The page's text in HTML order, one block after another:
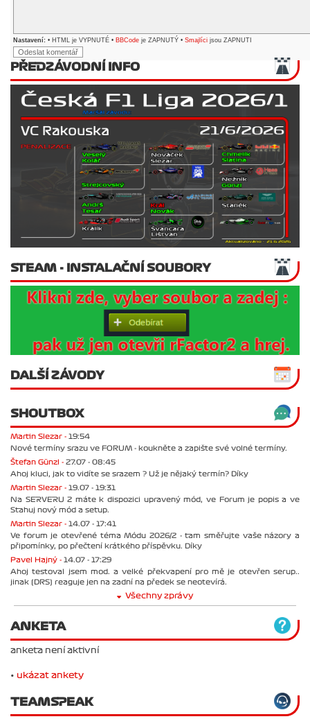
Nastavení: • HTML je VYPNUTÉ • BBCode je ZAPNUTÝ • Smajlíci jsou ZAPNUTI
PŘEDZÁVODNÍ INFO
STEAM - INSTALAČNÍ SOUBORY
DALŠÍ ZÁVODY
SHOUTBOX
Martin Slezar - 19:54
Nové termíny srazu ve FORUM - koukněte a zapište své volné termíny.
Štefan Günzl - 27.07 - 08:45
Ahoj kluci, jak to vidíte se srazem ? Už je nějaký termín? Díky
Martin Slezar - 19.07 - 19:31
Na SERVERU 2 máte k dispozici upravený mód, ve Forum je popis a ve
Stahuj nový mód a setup.
Martin Slezar - 14.07 - 17:41
Ve forum je otevřené téma Módu 2026/2 - tam směřujte vaše názory a
připomínky, po přečtení krátkého příspěvku. Díky
Pavel Hajný - 14.07 - 17:29
Ahoj testoval jsem mod. a velké překvapení pro mě je otevřen serup..
jinak (DRS) reaguje jen na zadní na předek se neotevírá.
Všechny zprávy
ANKETA
anketa není aktivní
• ukázat ankety
TEAMSPEAK